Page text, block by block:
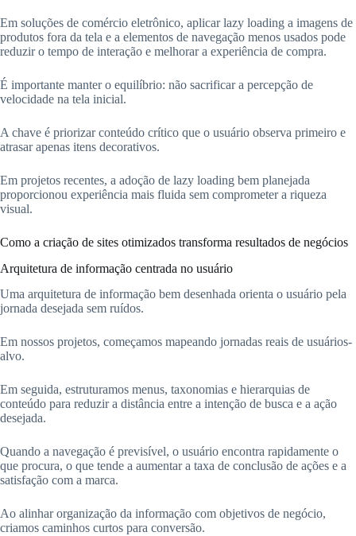
Em soluções de comércio eletrônico, aplicar lazy loading a imagens de
produtos fora da tela e a elementos de navegação menos usados pode
reduzir o tempo de interação e melhorar a experiência de compra.
É importante manter o equilíbrio: não sacrificar a percepção de
velocidade na tela inicial.
A chave é priorizar conteúdo crítico que o usuário observa primeiro e
atrasar apenas itens decorativos.
Em projetos recentes, a adoção de lazy loading bem planejada
proporcionou experiência mais fluida sem comprometer a riqueza
visual.
Como a criação de sites otimizados transforma resultados de negócios
Arquitetura de informação centrada no usuário
Uma arquitetura de informação bem desenhada orienta o usuário pela
jornada desejada sem ruídos.
Em nossos projetos, começamos mapeando jornadas reais de usuários-
alvo.
Em seguida, estruturamos menus, taxonomias e hierarquias de
conteúdo para reduzir a distância entre a intenção de busca e a ação
desejada.
Quando a navegação é previsível, o usuário encontra rapidamente o
que procura, o que tende a aumentar a taxa de conclusão de ações e a
satisfação com a marca.
Ao alinhar organização da informação com objetivos de negócio,
criamos caminhos curtos para conversão.